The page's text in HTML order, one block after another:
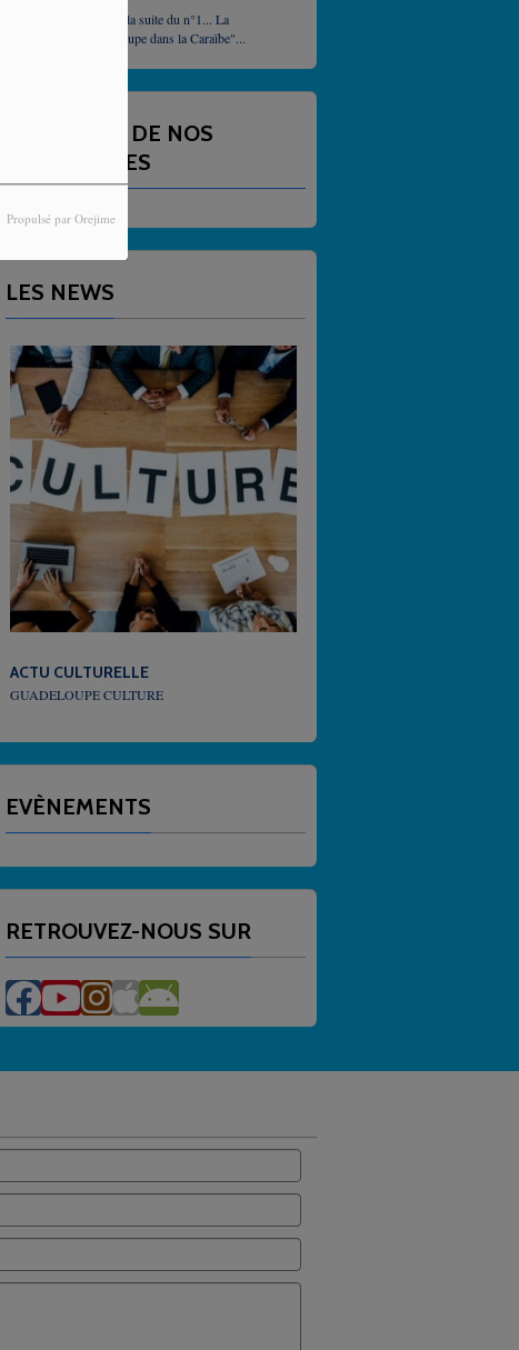
Propulsé par Orejime
Et voici la suite du n°1... La
Guadeloupe dans la Caraïbe"...
ANNONCES DE NOS
PARTENAIRES
LES NEWS
MÉTÉO
QUEL TEMPS FAIT-IL EN GUADELOUPE
EVÈNEMENTS
RETROUVEZ-NOUS SUR